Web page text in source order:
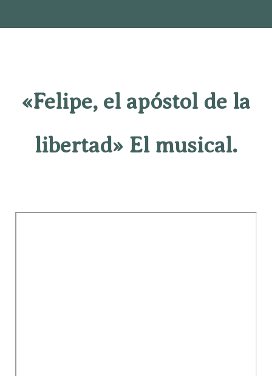
«Felipe, el apóstol de la
libertad» El musical.